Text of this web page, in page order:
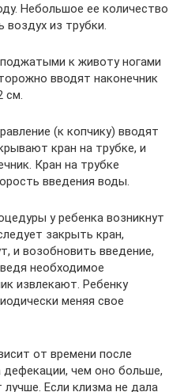
Небольшое ее количество
из трубки.
к животу ногами
вводят наконечник
см.
(к копчику) вводят
кран на трубке, и
Кран на трубке
введения воды.
у ребенка возникнут
закрыть кран,
и возобновить введение,
необходимое
извлекают. Ребенку
меняя свое
от времени после
чем оно больше,
Если клизма не дала